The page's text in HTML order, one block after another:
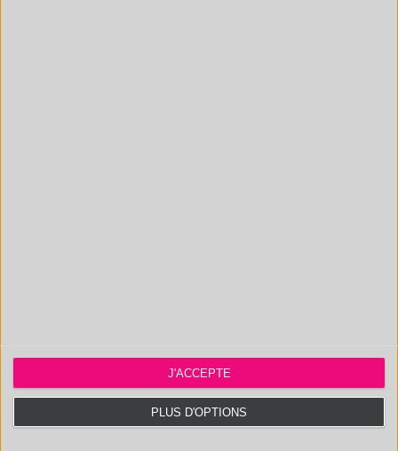
PLUS D'OPTIONS
J'ACCEPTE